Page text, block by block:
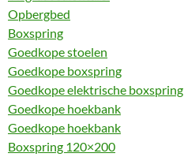
Opbergbed
Boxspring
Goedkope stoelen
Goedkope boxspring
Goedkope elektrische boxspring
Goedkope hoekbank
Goedkope hoekbank
Boxspring 120×200